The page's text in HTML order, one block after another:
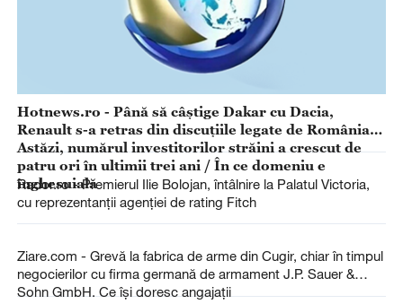
Hotnews.ro - Până să câștige Dakar cu Dacia,
Renault s-a retras din discuțiile legate de România.
Astăzi, numărul investitorilor străini a crescut de
patru ori în ultimii trei ani / În ce domeniu e
înghesuială
Rador.ro - Premierul Ilie Bolojan, întâlnire la Palatul Victoria,
cu reprezentanţii agenţiei de rating Fitch
Ziare.com - Grevă la fabrica de arme din Cugir, chiar în timpul
negocierilor cu firma germană de armament J.P. Sauer &
Sohn GmbH. Ce își doresc angajații